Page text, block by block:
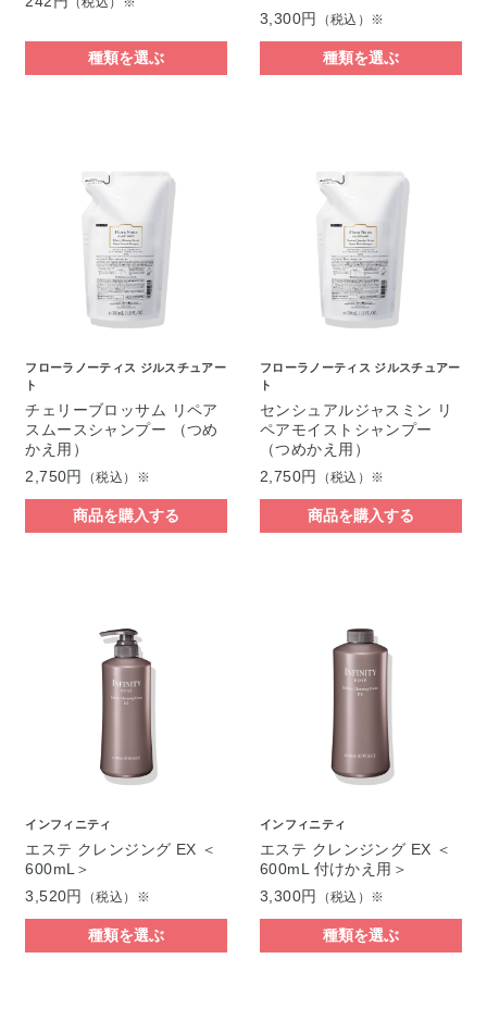
種類を選ぶ
3,300円 （税込）※
種類を選ぶ
フローラノーティス ジルスチュアー
ト
チェリーブロッサム リペア
スムースシャンプー （つめ
かえ用）
2,750円
（税込）※
商品を購入する
フローラノーティス ジルスチュアー
ト
センシュアルジャスミン リ
ペアモイストシャンプー
（つめかえ用）
2,750円
（税込）※
商品を購入する
インフィニティ
エステ クレンジング EX ＜
600mL＞
3,520円
（税込）※
種類を選ぶ
インフィニティ
エステ クレンジング EX ＜
600mL 付けかえ用＞
3,300円
（税込）※
種類を選ぶ